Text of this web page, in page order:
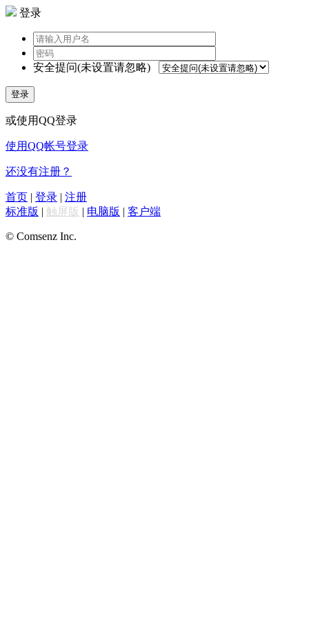
登录
安全提问(未设置请忽略)
登录
或使用QQ登录
使用QQ帐号登录
还没有注册？
首页 | 登录 | 注册
标准版 | 触屏版 | 电脑版 | 客户端
© Comsenz Inc.